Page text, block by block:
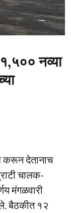
नव्या
करून देतानाच
चालक-
मंगळवारी
बैठकीत १२